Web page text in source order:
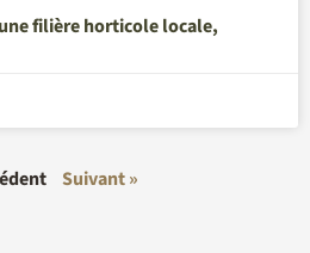
filière horticole locale,
Suivant »